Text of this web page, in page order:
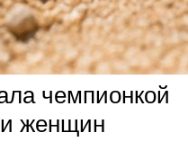
чемпионкой
женщин